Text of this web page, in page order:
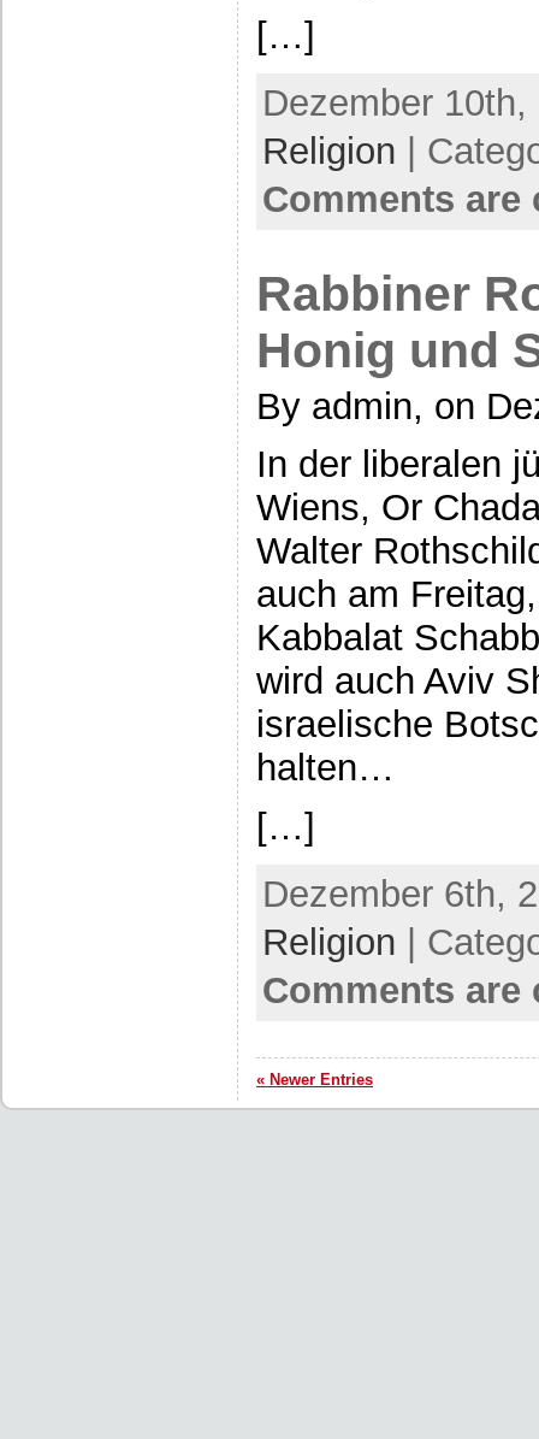
[…]
Dezember
Religion |
Comments are
Rabbiner
Honig und
By admin, on
In der liberalen
Wiens, Or
Walter
auch am
Kabbalat
wird auch Aviv
israelische
halten…
[…]
Dezember 6th,
Religion |
Comments are
« Newer Entries